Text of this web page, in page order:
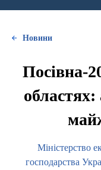
Новини
Посівна-
областях:
Міністерство
господарства